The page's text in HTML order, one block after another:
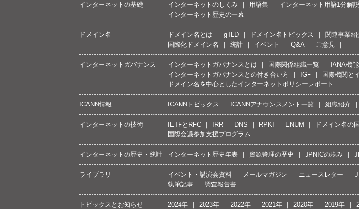
インターネットの基礎 インターネットのしくみ 用語集 インターネット用語1分解説
インターネット歴史の一幕
ドメイン名 ドメイン名とは gTLD ドメイン名トピックス 関連事業紹
国際化ドメイン名
統計 イベント Q&A ご意見
インターネットガバナンス インターネットガバナンスとは 国際関係組織一覧 IANA機
インターネットガバナンスとの付き合い方
IGF 国際機関と
ドメイン名を中心としたインターネットポリシーレポート
ICANN情報 ICANNトピックス ICANNアナウンスメント一覧 組織紹介
インターネットの技術 IETFとRFC IRR DNS RPKI ENUM ドメイン名の
国際会議参加支援プログラム
インターネットの歴史・統計 インターネット歴史年表 資源管理の歴史 JPNICの歩み
ライブラリ イベント・講演会資料 メールマガジン ニュースレター
執筆記事
調査報告書
トピックスとお知らせ 2024年 2023年 2022年 2021年 2020年 2019年